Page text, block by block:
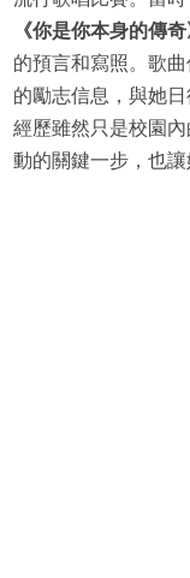
《你是你本身的傳奇
的預言和寫照。歌
的勵志信息，與她
經歷雖然只是校園
動的關鍵一步，也讓